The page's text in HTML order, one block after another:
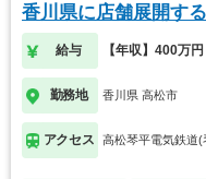
香川県に店舗展開す
給与 【年収】400万
勤務地 香川県 高松市
アクセス 高松琴平電気鉄道(